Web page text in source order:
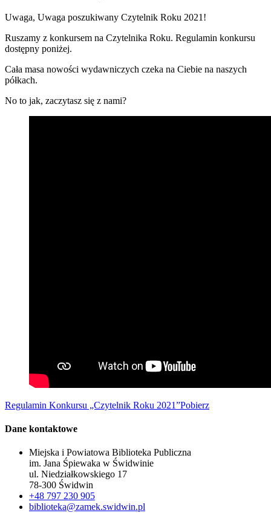
Uwaga, Uwaga poszukiwany Czytelnik Roku 2021!
Ruszamy z konkursem na Czytelnika Roku. Regulamin konkursu
dostępny poniżej.
Cała masa nowości wydawniczych czeka na Ciebie na naszych
półkach.
No to jak, zaczytasz się z nami?
Regulamin Konkursu „Czytelnik Roku 2021”Pobierz
Dane kontaktowe
Miejska i Powiatowa Biblioteka Publiczna
im. Jana Śpiewaka w Świdwinie
ul. Niedziałkowskiego 17
78-300 Świdwin
+48 797 230 905
biblioteka@zamek.swidwin.pl